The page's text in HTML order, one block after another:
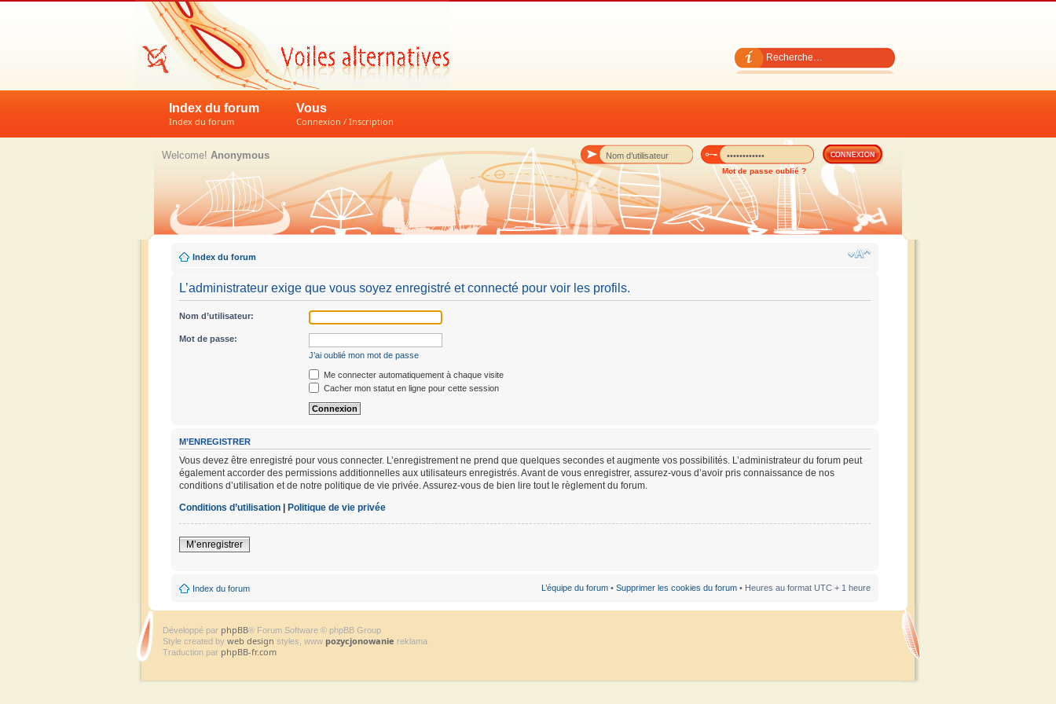
Index du forum
Index du forum
Vous
Connexion / Inscription
Mot de passe oublié ?
Welcome! Anonymous
Index du forum
L’administrateur exige que vous soyez enregistré et connecté pour voir les profils.
Nom d’utilisateur:
Mot de passe:
J’ai oublié mon mot de passe
Me connecter automatiquement à chaque visite
Cacher mon statut en ligne pour cette session
M’ENREGISTRER
Vous devez être enregistré pour vous connecter. L’enregistrement ne prend que quelques secondes et augmente vos possibilités. L’administrateur du forum peut
également accorder des permissions additionnelles aux utilisateurs enregistrés. Avant de vous enregistrer, assurez-vous d’avoir pris connaissance de nos
conditions d’utilisation et de notre politique de vie privée. Assurez-vous de bien lire tout le règlement du forum.
Conditions d’utilisation | Politique de vie privée
M’enregistrer
Index du forum L’équipe du forum • Supprimer les cookies du forum • Heures au format UTC + 1 heure
Développé par phpBB® Forum Software © phpBB Group
Style created by web design styles, www pozycjonowanie reklama
Traduction par phpBB-fr.com